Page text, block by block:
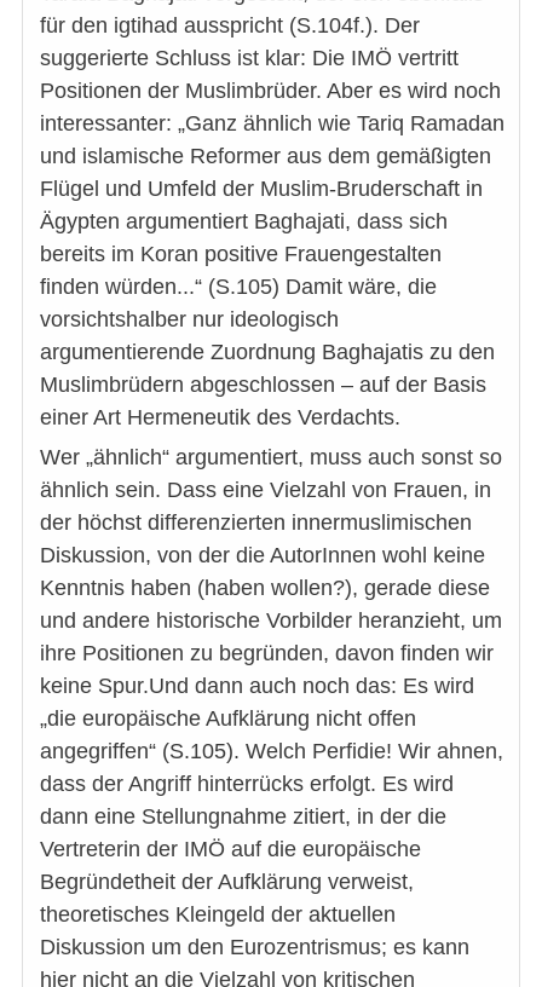
für den igtihad ausspricht (S.104f.). Der
suggerierte Schluss ist klar: Die IMÖ vertritt
Positionen der Muslimbrüder. Aber es wird noch
interessanter: „Ganz ähnlich wie Tariq Ramadan
und islamische Reformer aus dem gemäßigten
Flügel und Umfeld der Muslim-Bruderschaft in
Ägypten argumentiert Baghajati, dass sich
bereits im Koran positive Frauengestalten
finden würden...“ (S.105) Damit wäre, die
vorsichtshalber nur ideologisch
argumentierende Zuordnung Baghajatis zu den
Muslimbrüdern abgeschlossen – auf der Basis
einer Art Hermeneutik des Verdachts.
Wer „ähnlich“ argumentiert, muss auch sonst so
ähnlich sein. Dass eine Vielzahl von Frauen, in
der höchst differenzierten innermuslimischen
Diskussion, von der die AutorInnen wohl keine
Kenntnis haben (haben wollen?), gerade diese
und andere historische Vorbilder heranzieht, um
ihre Positionen zu begründen, davon finden wir
keine Spur.Und dann auch noch das: Es wird
„die europäische Aufklärung nicht offen
angegriffen“ (S.105). Welch Perfidie! Wir ahnen,
dass der Angriff hinterrücks erfolgt. Es wird
dann eine Stellungnahme zitiert, in der die
Vertreterin der IMÖ auf die europäische
Begründetheit der Aufklärung verweist,
theoretisches Kleingeld der aktuellen
Diskussion um den Eurozentrismus; es kann
hier nicht an die Vielzahl von kritischen